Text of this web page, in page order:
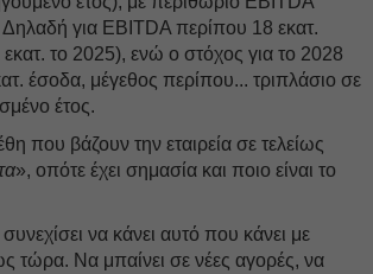
για EBITDA περίπου 18 εκατ.
το 2025), ενώ ο στόχος για το 2028
έσοδα, μέγεθος περίπου... τριπλάσιο σε
έτος.
που βάζουν την εταιρεία σε τελείως
», οπότε έχει σημασία και ποιο είναι το
να κάνει αυτό που κάνει με
τώρα. Να μπαίνει σε νέες αγορές, να